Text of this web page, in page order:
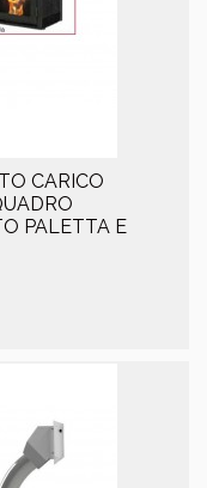
CARICO
PALETTA E